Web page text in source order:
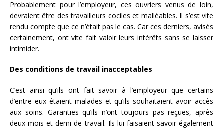
Probablement pour l’employeur, ces ouvriers venus de loin,
devraient être des travailleurs dociles et malléables. Il s’est vite
rendu compte que ce n’était pas le cas. Car ces derniers, avisés
certainement, ont vite fait valoir leurs intérêts sans se laisser
intimider.
Des conditions de travail inacceptables
C’est ainsi qu’ils ont fait savoir à l’employeur que certains
d’entre eux étaient malades et qu’ils souhaitaient avoir accès
aux soins. Garanties qu’ils n’ont toujours pas reçues, après
deux mois et demi de travail. Ils lui faisaient savoir également